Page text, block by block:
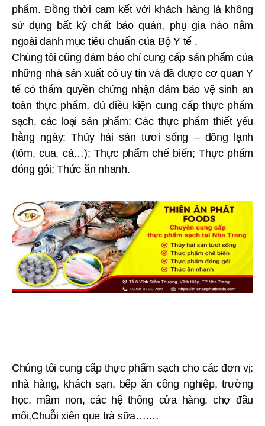
phẩm. Đồng thời cam kết với khách hàng là không
sử dụng bất kỳ chất bảo quản, phụ gia nào nằm
ngoài danh mục tiêu chuẩn của Bộ Y tế .
Chúng tôi cũng đảm bảo chỉ cung cấp sản phẩm của
những nhà sản xuất có uy tín và đã được cơ quan Y
tế có thẩm quyền chứng nhận đảm bảo vệ sinh an
toàn thực phẩm, đủ điều kiện cung cấp thực phẩm
sạch, các loại sản phẩm: Các thực phẩm thiết yếu
hằng ngày: Thủy hải sản tươi sống – đông lạnh
(tôm, cua, cá…); Thực phẩm chế biến; Thực phẩm
đóng gói; Thức ăn nhanh.
Chúng tôi cung cấp thực phẩm sạch cho các đơn vị:
nhà hàng, khách sạn, bếp ăn công nghiệp, trường
học, mầm non, các hệ thống cửa hàng, chợ đầu
mối,Chuỗi xiên que trà sữa….…